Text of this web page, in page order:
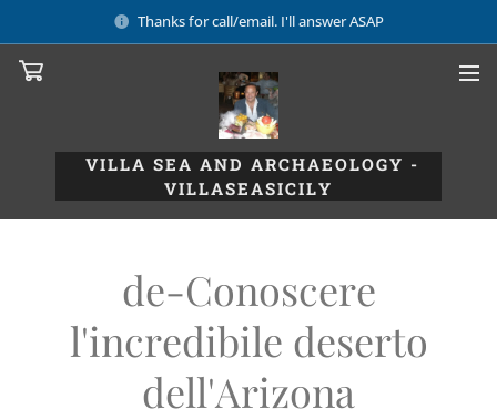
Thanks for call/email. I'll answer ASAP
VILLA SEA AND ARCHAEOLOGY -
VILLASEASICILY
de-Conoscere
l'incredibile deserto
dell'Arizona